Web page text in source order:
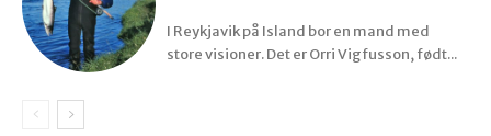
I Reykjavik på Island bor en mand med
store visioner. Det er Orri Vigfusson, født...